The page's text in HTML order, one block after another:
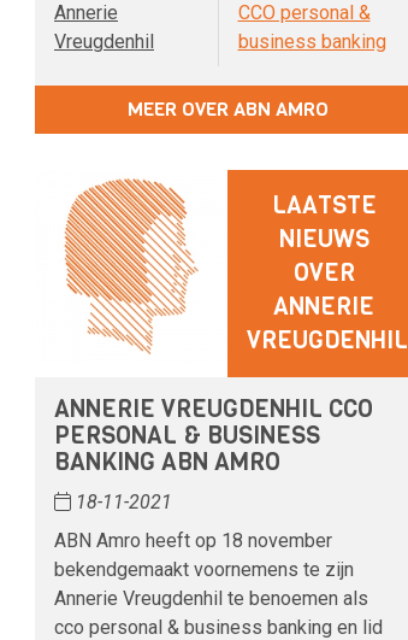
Annerie
Vreugdenhil
CCO personal &
business banking
MEER OVER ABN AMRO
LAATSTE
NIEUWS
OVER
ANNERIE
VREUGDENHIL
ANNERIE VREUGDENHIL CCO
PERSONAL & BUSINESS
BANKING ABN AMRO
18-11-2021
ABN Amro heeft op 18 november
bekendgemaakt voornemens te zijn
Annerie Vreugdenhil te benoemen als
cco personal & business banking en lid